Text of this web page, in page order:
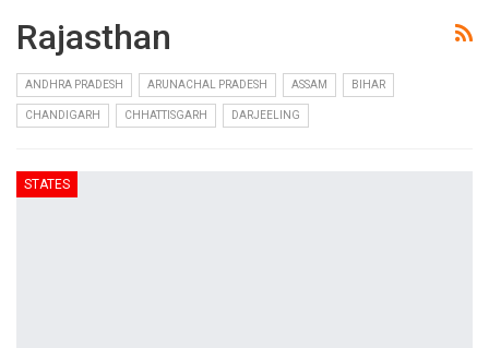
Rajasthan
ANDHRA PRADESH ARUNACHAL PRADESH ASSAM BIHAR
CHANDIGARH CHHATTISGARH DARJEELING
STATES